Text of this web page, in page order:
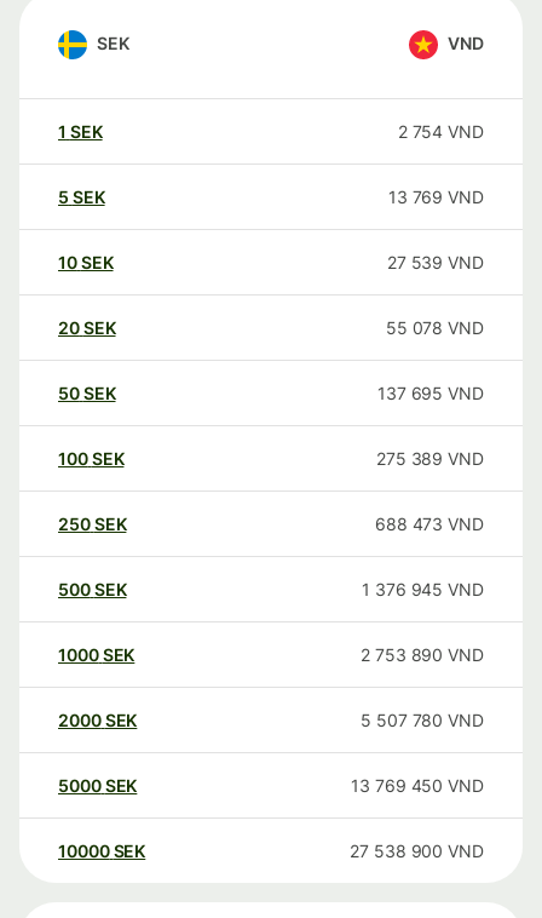
SEK VND
1 SEK 2 754 VND
5 SEK 13 769 VND
10SEK 27 539 VND
20SEK 55 078 VND
50SEK 137 695 VND
100SEK 275 389 VND
250SEK 688 473 VND
500SEK 1 376 945 VND
1000SEK 2 753 890 VND
2000SEK 5 507 780 VND
5000SEK 13 769 450 VND
10000 SEK 27 538 900 VND